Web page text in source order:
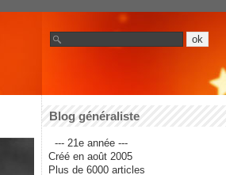
Blog généraliste
--- 21e année ---
Créé en août 2005
Plus de 6000 articles